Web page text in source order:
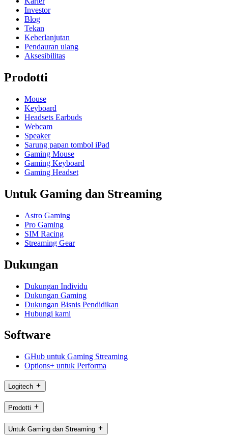
Investor
Blog
Tekan
Keberlanjutan
Pendauran ulang
Aksesibilitas
Prodotti
Mouse
Keyboard
Headsets Earbuds
Webcam
Speaker
Sarung papan tombol iPad
Gaming Mouse
Gaming Keyboard
Gaming Headset
Untuk Gaming dan Streaming
Astro Gaming
Pro Gaming
SIM Racing
Streaming Gear
Dukungan
Dukungan Individu
Dukungan Gaming
Dukungan Bisnis Pendidikan
Hubungi kami
Software
GHub untuk Gaming Streaming
Options+ untuk Performa
Logitech
Prodotti
Untuk Gaming dan Streaming